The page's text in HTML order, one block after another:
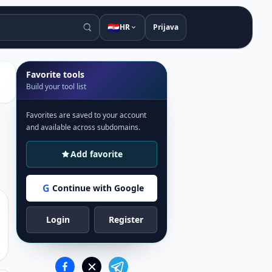
🇭🇷HR Prijava
Favorite tools
Build your tool list
Favorites are saved to your account
and available across subdomains.
Add favorite
G Continue with Google
Login Register